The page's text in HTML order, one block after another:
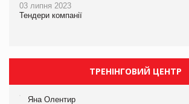
03 липня 2023
Тендери компанії
ТРЕНІНГОВИЙ ЦЕНТР
Яна Олентир